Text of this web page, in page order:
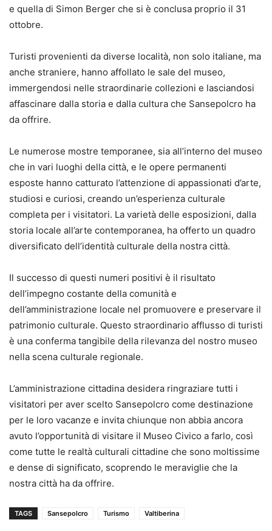
e quella di Simon Berger che si è conclusa proprio il 31
ottobre.
Turisti provenienti da diverse località, non solo italiane, ma
anche straniere, hanno affollato le sale del museo,
immergendosi nelle straordinarie collezioni e lasciandosi
affascinare dalla storia e dalla cultura che Sansepolcro ha
da offrire.
Le numerose mostre temporanee, sia all’interno del museo
che in vari luoghi della città, e le opere permanenti
esposte hanno catturato l’attenzione di appassionati d’arte,
studiosi e curiosi, creando un’esperienza culturale
completa per i visitatori. La varietà delle esposizioni, dalla
storia locale all’arte contemporanea, ha offerto un quadro
diversificato dell’identità culturale della nostra città.
Il successo di questi numeri positivi è il risultato
dell’impegno costante della comunità e
dell’amministrazione locale nel promuovere e preservare il
patrimonio culturale. Questo straordinario afflusso di turisti
è una conferma tangibile della rilevanza del nostro museo
nella scena culturale regionale.
L’amministrazione cittadina desidera ringraziare tutti i
visitatori per aver scelto Sansepolcro come destinazione
per le loro vacanze e invita chiunque non abbia ancora
avuto l’opportunità di visitare il Museo Civico a farlo, così
come tutte le realtà culturali cittadine che sono moltissime
e dense di significato, scoprendo le meraviglie che la
nostra città ha da offrire.
TAGS Sansepolcro Turismo Valtiberina